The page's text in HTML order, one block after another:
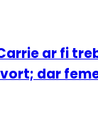
ar fi
dar